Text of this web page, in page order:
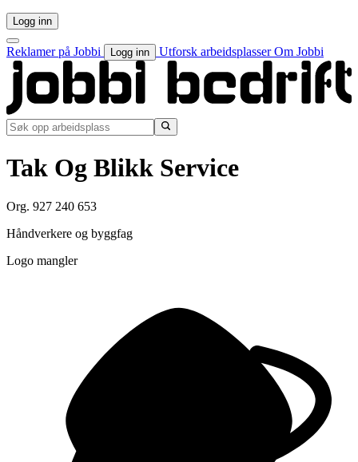
Logg inn
Reklamer på Jobbi Logg inn Utforsk arbeidsplasserOm Jobbi
Tak Og Blikk Service
Org. 927 240 653
Håndverkere og byggfag
Logo mangler